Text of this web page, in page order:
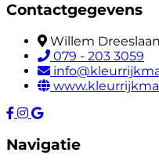
Contactgegevens
Willem
079 - 203 3059
Navigatie